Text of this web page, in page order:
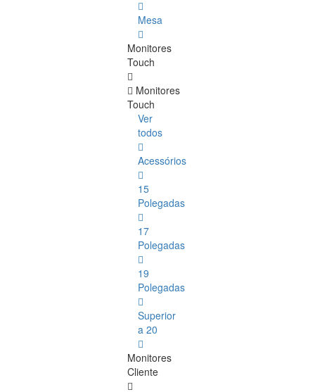
Mesa
Monitores
Touch
Monitores
Touch
Ver
todos
Acessórios
15
Polegadas
17
Polegadas
19
Polegadas
Superior
a 20
Monitores
Cliente